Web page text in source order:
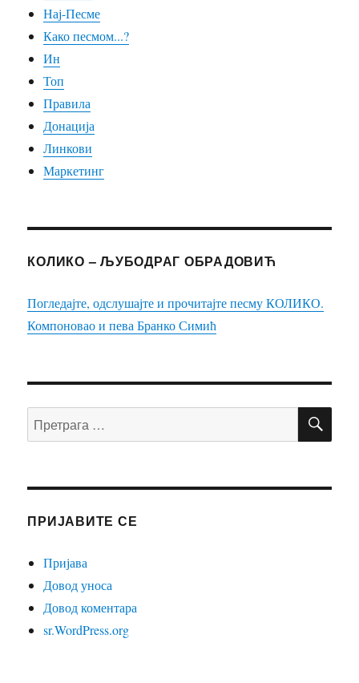
Нај-Песме
Како песмом...?
Ин
Топ
Правила
Донација
Линкови
Маркетинг
КОЛИКО – ЉУБОДРАГ ОБРАДОВИЋ
Погледајте, одслушајте и прочитајте песму КОЛИКО.
Компоновао и пева Бранко Симић
Претрага
за:
ПРИЈАВИТЕ СЕ
Пријава
Довод уноса
Довод коментара
sr.WordPress.org